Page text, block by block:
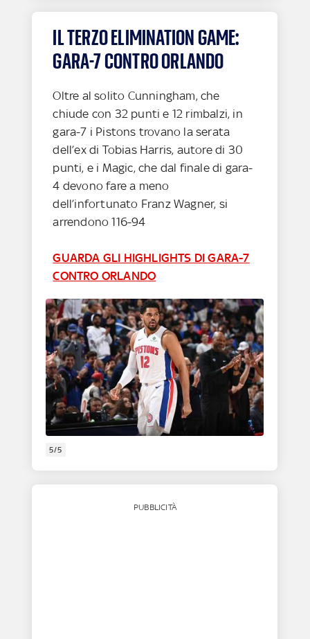
IL TERZO ELIMINATION GAME:
GARA-7 CONTRO ORLANDO
Oltre al solito Cunningham, che
chiude con 32 punti e 12 rimbalzi, in
gara-7 i Pistons trovano la serata
dell’ex di Tobias Harris, autore di 30
punti, e i Magic, che dal finale di gara-
4 devono fare a meno
dell’infortunato Franz Wagner, si
arrendono 116-94
GUARDA GLI HIGHLIGHTS DI GARA-7
CONTRO ORLANDO
5/5
PUBBLICITÀ